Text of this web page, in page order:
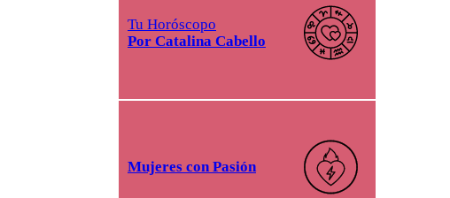
Tu Horóscopo
Por Catalina Cabello
Mujeres con Pasión